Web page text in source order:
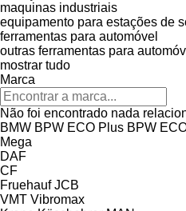
maquinas industriais
equipamento para estações de
ferramentas para automóvel
outras ferramentas para
mostrar tudo
Marca
Não foi encontrado nada
BMW BPW ECO Plus BPW
Mega
DAF
CF
Fruehauf JCB
VMT Vibromax